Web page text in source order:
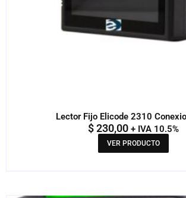
Lector Fijo Elicode 2310
$230,00+ IVA 10.5%
VER PRODUCTO